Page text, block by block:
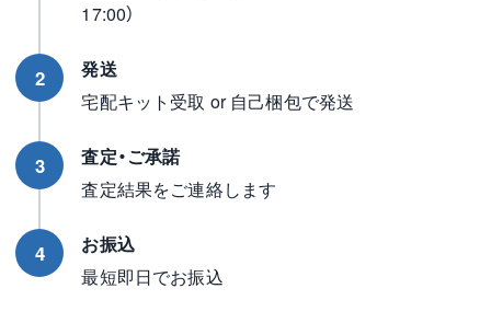
17:00）
2
発送
宅配キット受取 or 自己梱包で発送
3
査定・ご承諾
査定結果をご連絡します
4
お振込
最短即日でお振込